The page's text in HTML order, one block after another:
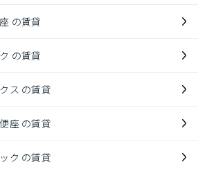
の賃貸
の賃貸
ス の賃貸
座 の賃貸
ク の賃貸